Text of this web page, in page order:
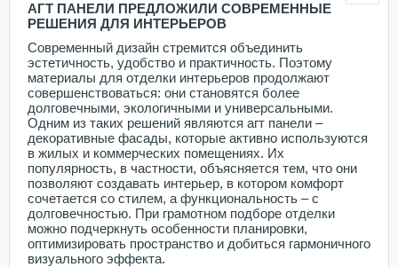
АГТ ПАНЕЛИ ПРЕДЛОЖИЛИ СОВРЕМЕННЫЕ
РЕШЕНИЯ ДЛЯ ИНТЕРЬЕРОВ
Современный дизайн стремится объединить
эстетичность, удобство и практичность. Поэтому
материалы для отделки интерьеров продолжают
совершенствоваться: они становятся более
долговечными, экологичными и универсальными.
Одним из таких решений являются агт панели –
декоративные фасады, которые активно используются
в жилых и коммерческих помещениях. Их
популярность, в частности, объясняется тем, что они
позволяют создавать интерьер, в котором комфорт
сочетается со стилем, а функциональность – с
долговечностью. При грамотном подборе отделки
можно подчеркнуть особенности планировки,
оптимизировать пространство и добиться гармоничного
визуального эффекта.